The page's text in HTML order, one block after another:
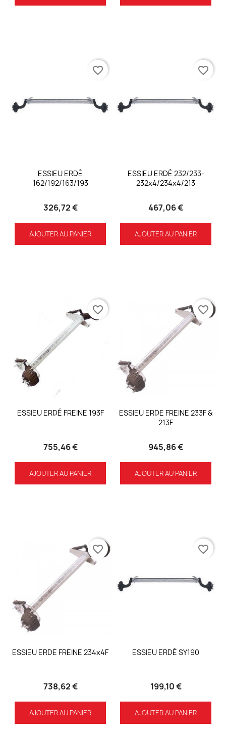
ESSIEU ERDÉ
162/192/163/193
326,72 €
AJOUTER AU PANIER
favorite_border
ESSIEU ERDÉ 232/233-
232x4/234x4/213
467,06 €
AJOUTER AU PANIER
favorite_border
ESSIEU ERDÉ FREINE 193F
755,46 €
AJOUTER AU PANIER
favorite_border
ESSIEU ERDE FREINE 233F &
213F
945,86 €
AJOUTER AU PANIER
favorite_border
ESSIEU ERDE FREINE 234x4F
738,62 €
AJOUTER AU PANIER
favorite_border
ESSIEU ERDÉ SY190
199,10 €
AJOUTER AU PANIER
favorite_border